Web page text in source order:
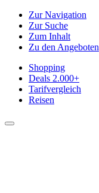
Zur Navigation
Zur Suche
Zum Inhalt
Zu den Angeboten
Shopping
Deals 2.000+
Tarifvergleich
Reisen